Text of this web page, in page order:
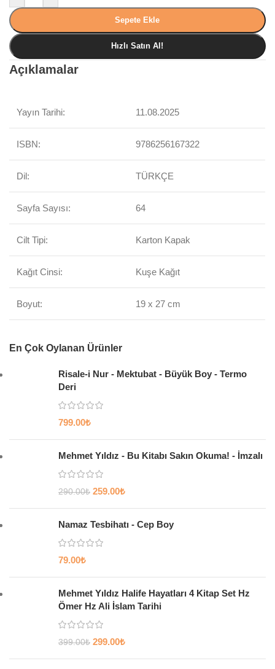
Sepete Ekle
Hızlı Satın Al!
Açıklamalar
Yayın Tarihi: 11.08.2025
ISBN: 9786256167322
Dil: TÜRKÇE
Sayfa Sayısı: 64
Cilt Tipi: Karton Kapak
Kağıt Cinsi: Kuşe Kağıt
Boyut: 19 x 27 cm
En Çok Oylanan Ürünler
Risale-i Nur - Mektubat - Büyük Boy - Termo
Deri
799.00₺
Mehmet Yıldız - Bu Kitabı Sakın Okuma! - İmzalı
290.00₺ 259.00₺
Namaz Tesbihatı - Cep Boy
79.00₺
Mehmet Yıldız Halife Hayatları 4 Kitap Set Hz
Ömer Hz Ali İslam Tarihi
399.00₺ 299.00₺